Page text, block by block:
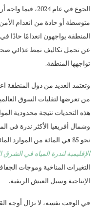
الجوع في عام
متوسطة أو حادة من انعدام
المنطقة يواجهون انعدامًا حادًا
عن تحمل تكاليف نمط غذائي
تواجهها المنطقة.
وتعتمد العديد من دول المنطقة
من تعرضها لتقلبات السوق
هذه التحديات نتيجة محدودية
وشمال أفريقيا الأكثر ندرة في
نحو 85 في المائة من الموارد المائية العذبة المسحوبة، وذلك وفقًا
الإقليمية لندرة المياه في الشرق
التغيرات المناخية وموجات
الإنتاجية وسبل العيش الريفية.
في الوقت نفسه، لا تزال أوجه